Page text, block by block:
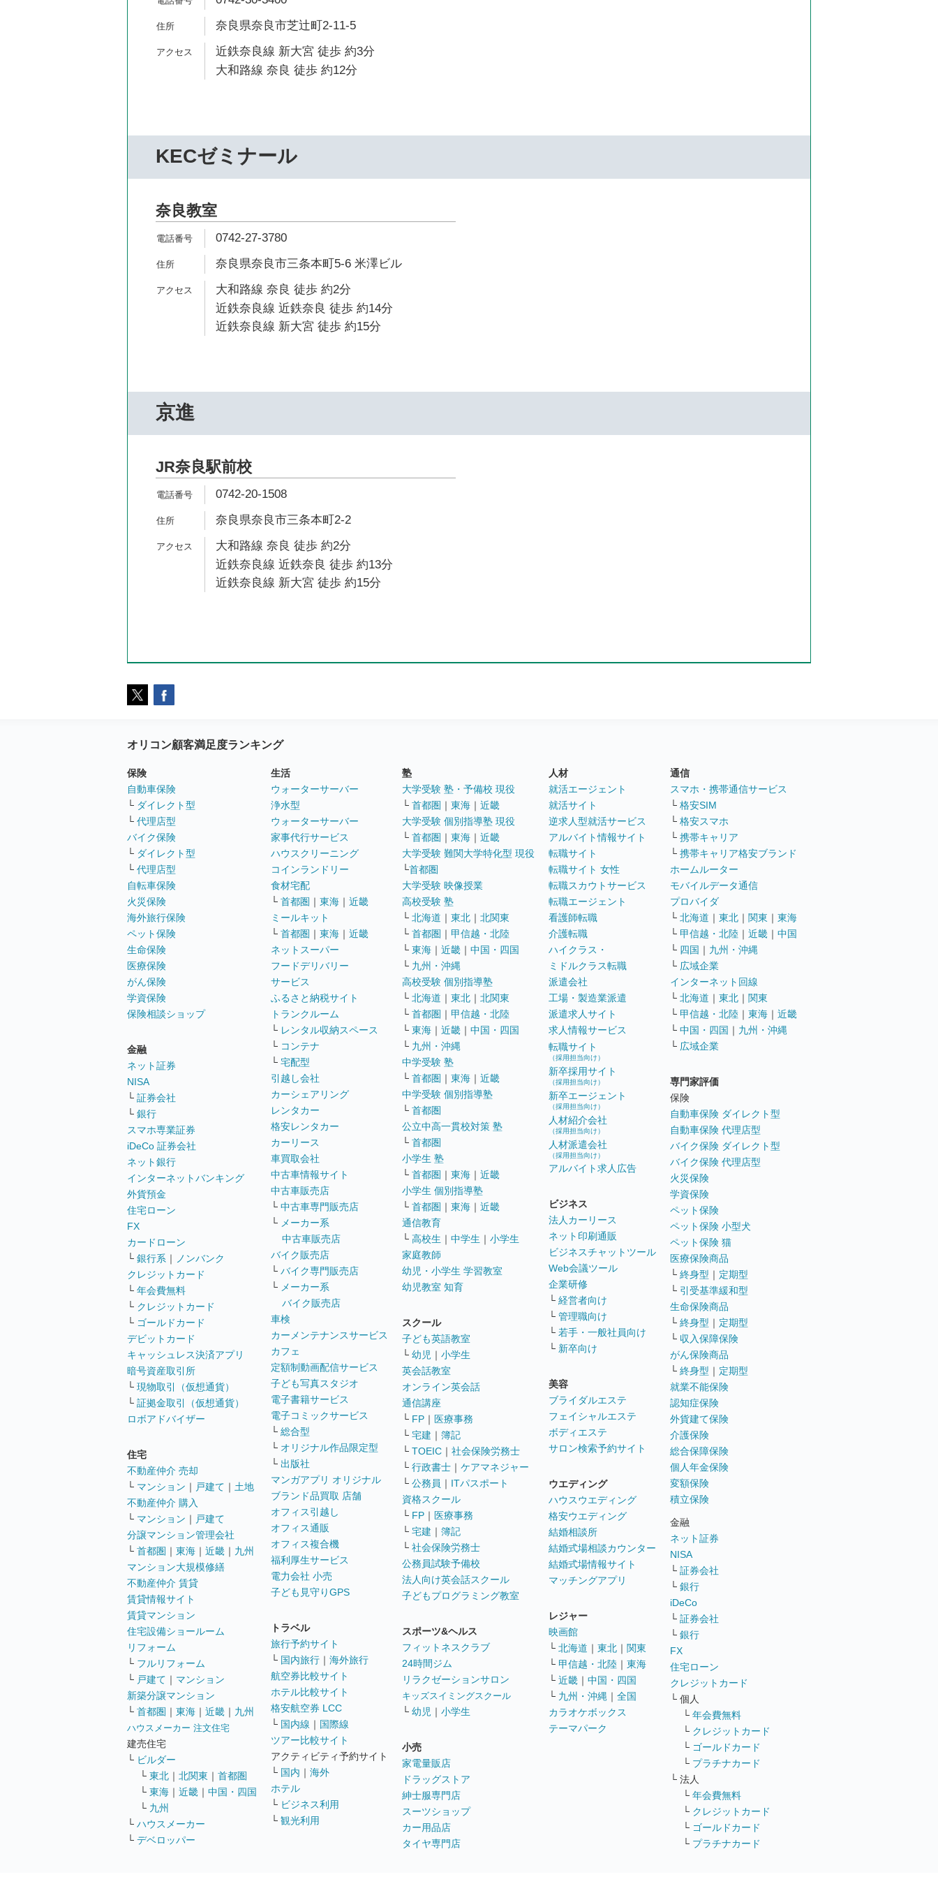
奈良県奈良市芝辻町2-11-5
近鉄奈良線 新大宮 徒歩 約3分
大和路線 奈良 徒歩 約12分
KECゼミナール
奈良教室
0742-27-3780
奈良県奈良市三条本町5-6 米澤ビル
大和路線 奈良 徒歩 約2分
近鉄奈良線 近鉄奈良 徒歩 約14分
近鉄奈良線 新大宮 徒歩 約15分
京進
JR奈良駅前校
0742-20-1508
奈良県奈良市三条本町2-2
大和路線 奈良 徒歩 約2分
近鉄奈良線 近鉄奈良 徒歩 約13分
近鉄奈良線 新大宮 徒歩 約15分
オリコン顧客満足度ランキング
保険
自動車保険
└ ダイレクト型
└ 代理店型
バイク保険
└ ダイレクト型
└ 代理店型
自転車保険
火災保険
海外旅行保険
ペット保険
生命保険
医療保険
がん保険
学資保険
保険相談ショップ
金融
ネット証券
NISA
└ 証券会社
└ 銀行
スマホ専業証券
iDeCo 証券会社
ネット銀行
インターネットバンキング
外貨預金
住宅ローン
FX
カードローン
└ 銀行系 ｜
ノンバンク
クレジットカード
└ 年会費無料
└ クレジットカード
└ ゴールドカード
デビットカード
キャッシュレス決済アプリ
暗号資産取引所
└ 現物取引（仮想通貨）
└ 証拠金取引（仮想通貨）
ロボアドバイザー
住宅
不動産仲介 売却
└ マンション ｜ 戸建て ｜ 土地
不動産仲介 購入
└ マンション ｜ 戸建て
分譲マンション管理会社
└ 首都圏 ｜ 東海 ｜ 近畿 ｜ 九州
マンション大規模修繕
不動産仲介 賃貸
賃貸情報サイト
賃貸マンション
住宅設備ショールーム
リフォーム
└ フルリフォーム
└ 戸建て ｜ マンション
新築分譲マンション
└ 首都圏 ｜ 東海 ｜ 近畿 ｜ 九州
ハウスメーカー 注文住宅
建売住宅
└ ビルダー
└ 東北 ｜ 北関東 ｜ 首都圏
└ 東海 ｜ 近畿 ｜ 中国・四国
└ 九州
└ ハウスメーカー
└ デベロッパー
生活
ウォーターサーバー
浄水型
ウォーターサーバー
家事代行サービス
ハウスクリーニング
コインランドリー
食材宅配
└ 首都圏 ｜ 東海 ｜ 近畿
ミールキット
└ 首都圏 ｜ 東海 ｜ 近畿
ネットスーパー
フードデリバリー
サービス
ふるさと納税サイト
トランクルーム
└ レンタル収納スペース
└ コンテナ
└ 宅配型
引越し会社
カーシェアリング
レンタカー
格安レンタカー
カーリース
車買取会社
中古車情報サイト
中古車販売店
└ 中古車専門販売店
└ メーカー系
中古車販売店
バイク販売店
└ バイク専門販売店
└ メーカー系
バイク販売店
車検
カーメンテナンスサービス
カフェ
定額制動画配信サービス
子ども写真スタジオ
電子書籍サービス
電子コミックサービス
└ 総合型
└ オリジナル作品限定型
└ 出版社
マンガアプリ オリジナル
ブランド品買取 店舗
オフィス引越し
オフィス通販
オフィス複合機
福利厚生サービス
電力会社 小売
子ども見守りGPS
トラベル
旅行予約サイト
└ 国内旅行 ｜ 海外旅行
航空券比較サイト
ホテル比較サイト
格安航空券 LCC
└ 国内線 ｜ 国際線
ツアー比較サイト
アクティビティ予約サイト
└ 国内 ｜ 海外
ホテル
└ ビジネス利用
└ 観光利用
塾
大学受験 塾・予備校 現役
└ 首都圏 ｜ 東海 ｜ 近畿
大学受験 個別指導塾 現役
└ 首都圏 ｜ 東海 ｜ 近畿
大学受験 難関大学特化型 現役
└首都圏
大学受験 映像授業
高校受験 塾
└ 北海道 ｜ 東北 ｜ 北関東
└ 首都圏 ｜ 甲信越・北陸
└ 東海 ｜ 近畿 ｜ 中国・四国
└ 九州・沖縄
高校受験 個別指導塾
└ 北海道 ｜ 東北 ｜ 北関東
└ 首都圏 ｜ 甲信越・北陸
└ 東海 ｜ 近畿 ｜ 中国・四国
└ 九州・沖縄
中学受験 塾
└ 首都圏 ｜ 東海 ｜ 近畿
中学受験 個別指導塾
└ 首都圏
公立中高一貫校対策 塾
└ 首都圏
小学生 塾
└ 首都圏 ｜ 東海 ｜ 近畿
小学生 個別指導塾
└ 首都圏 ｜ 東海 ｜ 近畿
通信教育
└ 高校生 ｜ 中学生 ｜ 小学生
家庭教師
幼児・小学生 学習教室
幼児教室 知育
スクール
子ども英語教室
└ 幼児 ｜ 小学生
英会話教室
オンライン英会話
通信講座
└ FP ｜ 医療事務
└ 宅建 ｜ 簿記
└ TOEIC ｜ 社会保険労務士
└ 行政書士 ｜ ケアマネジャー
└ 公務員 ｜ ITパスポート
資格スクール
└ FP ｜ 医療事務
└ 宅建 ｜ 簿記
└ 社会保険労務士
公務員試験予備校
法人向け英会話スクール
子どもプログラミング教室
スポーツ&ヘルス
フィットネスクラブ
24時間ジム
リラクゼーションサロン
キッズスイミングスクール
└ 幼児 ｜ 小学生
小売
家電量販店
ドラッグストア
紳士服専門店
スーツショップ
カー用品店
タイヤ専門店
人材
就活エージェント
就活サイト
逆求人型就活サービス
アルバイト情報サイト
転職サイト
転職サイト 女性
転職スカウトサービス
転職エージェント
看護師転職
介護転職
ハイクラス・
ミドルクラス転職
派遣会社
工場・製造業派遣
派遣求人サイト
求人情報サービス
転職サイト
（採用担当向け）
新卒採用サイト
（採用担当向け）
新卒エージェント
（採用担当向け）
人材紹介会社
（採用担当向け）
人材派遣会社
（採用担当向け）
アルバイト求人広告
ビジネス
法人カーリース
ネット印刷通販
ビジネスチャットツール
Web会議ツール
企業研修
└ 経営者向け
└ 管理職向け
└ 若手・一般社員向け
└ 新卒向け
美容
ブライダルエステ
フェイシャルエステ
ボディエステ
サロン検索予約サイト
ウエディング
ハウスウエディング
格安ウエディング
結婚相談所
結婚式場相談カウンター
結婚式場情報サイト
マッチングアプリ
レジャー
映画館
└ 北海道 ｜ 東北 ｜ 関東
└ 甲信越・北陸 ｜ 東海
└ 近畿 ｜ 中国・四国
└ 九州・沖縄 ｜ 全国
カラオケボックス
テーマパーク
通信
スマホ・携帯通信サービス
└ 格安SIM
└ 格安スマホ
└ 携帯キャリア
└ 携帯キャリア格安ブランド
ホームルーター
モバイルデータ通信
プロバイダ
└ 北海道 ｜ 東北 ｜ 関東 ｜ 東海
└ 甲信越・北陸 ｜ 近畿 ｜ 中国
└ 四国 ｜ 九州・沖縄
└ 広域企業
インターネット回線
└ 北海道 ｜ 東北 ｜ 関東
└ 甲信越・北陸 ｜ 東海 ｜ 近畿
└ 中国・四国 ｜ 九州・沖縄
└ 広域企業
専門家評価
保険
自動車保険 ダイレクト型
自動車保険 代理店型
バイク保険 ダイレクト型
バイク保険 代理店型
火災保険
学資保険
ペット保険
ペット保険 小型犬
ペット保険 猫
医療保険商品
└ 終身型 ｜ 定期型
└ 引受基準緩和型
生命保険商品
└ 終身型 ｜ 定期型
└ 収入保障保険
がん保険商品
└ 終身型 ｜ 定期型
就業不能保険
認知症保険
外貨建て保険
介護保険
総合保障保険
個人年金保険
変額保険
積立保険
金融
ネット証券
NISA
└ 証券会社
└ 銀行
iDeCo
└ 証券会社
└ 銀行
FX
住宅ローン
クレジットカード
└ 個人
└ 年会費無料
└ クレジットカード
└ ゴールドカード
└ プラチナカード
└ 法人
└ 年会費無料
└ クレジットカード
└ ゴールドカード
└ プラチナカード